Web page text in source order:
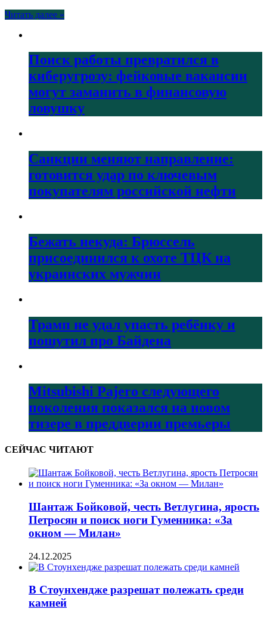
Читать далее »
Поиск работы превратился в
киберугрозу: фейковые вакансии
могут заманить в финансовую
ловушку
Санкции меняют направление:
готовится удар по ключевым
покупателям российской нефти
Бежать некуда: Брюссель
присоединился к охоте ТЦК на
украинских мужчин
Трамп не удал упасть ребёнку и
пошутил про Байдена
Mitsubishi Pajero следующего
поколения показался на новом
тизере в преддверии премьеры
СЕЙЧАС ЧИТАЮТ
Шантаж Бойковой, честь Ветлугина, ярость
Петросян и поиск ноги Гуменника: «За
окном — Милан»
24.12.2025
В Стоунхендже разрешат полежать среди
камней